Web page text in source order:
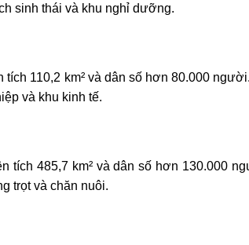
sinh thái và khu nghỉ dưỡng.
110,2 km² và dân số hơn 80.000
và khu kinh tế.
tích 485,7 km² và dân số hơn 130.000
trọt và chăn nuôi.